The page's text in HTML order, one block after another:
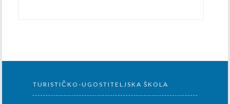
TURISTIČKO-UGOSTITELJSKA ŠKOLA